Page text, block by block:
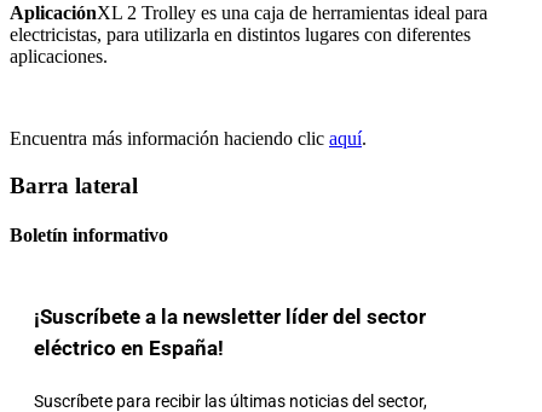
AplicaciónXL 2 Trolley es una caja de herramientas ideal para
electricistas, para utilizarla en distintos lugares con diferentes
aplicaciones.
Encuentra más información haciendo clic aquí.
Barra lateral
Boletín informativo
¡Suscríbete a la newsletter líder del sector
eléctrico en España!
Suscríbete para recibir las últimas noticias del sector,